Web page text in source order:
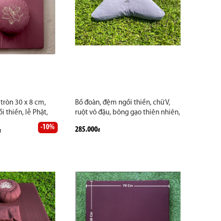
30 x 8 cm,
thiền, lễ Phật,
vải kaki, màu
thủ công cao cấp
-10%
Bồ đoàn, đệm ngồi thiền, chữ V,
ruột vỏ đậu, bông gạo thiên nhiên,
công cao cấp may theo yêu cầu
285.000đ